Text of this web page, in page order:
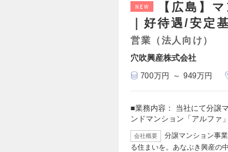
NEW
【広島】
｜好待遇/安定
営業（法人向け）
穴吹興産株式会社
700万円 ～ 949万円
■業務内容： 当社にて分譲
ンドマンション「アルファ
会社概要
分譲マンション事
る住まいを。あなぶき興産の